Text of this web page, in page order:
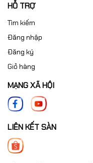
HỖ TRỢ
Tìm kiếm
Đăng nhập
Đăng ký
Giỏ hàng
MẠNG XÃ HỘI
LIÊN KẾT SÀN